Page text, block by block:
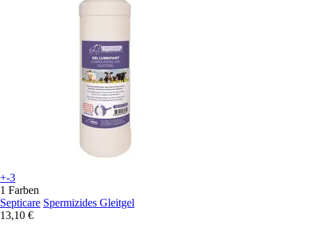
+-3
1 Farben
Septicare Spermizides Gleitgel
13,10 €